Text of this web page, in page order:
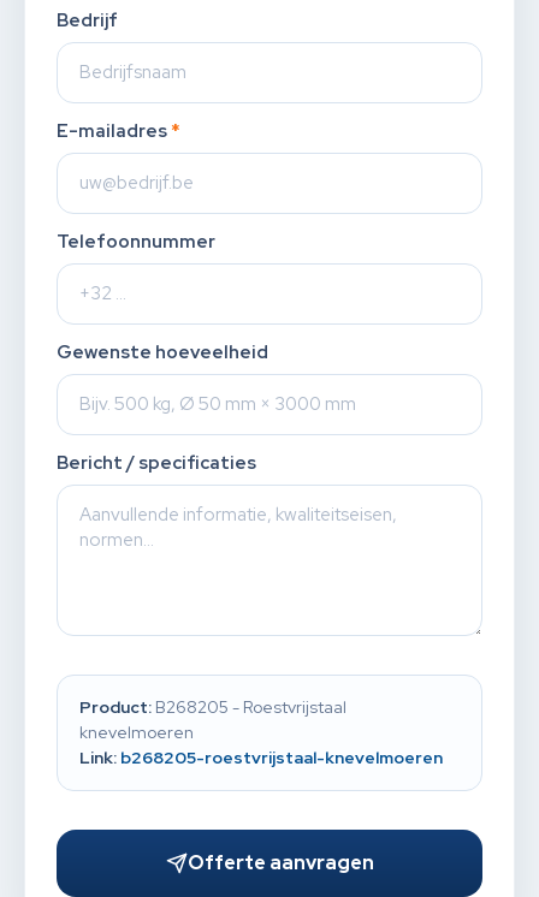
Bedrijf
E-mailadres *
Telefoonnummer
Gewenste hoeveelheid
Bericht / specificaties
Product: B268205 - Roestvrijstaal
knevelmoeren
Link: b268205-roestvrijstaal-knevelmoeren
Offerte aanvragen